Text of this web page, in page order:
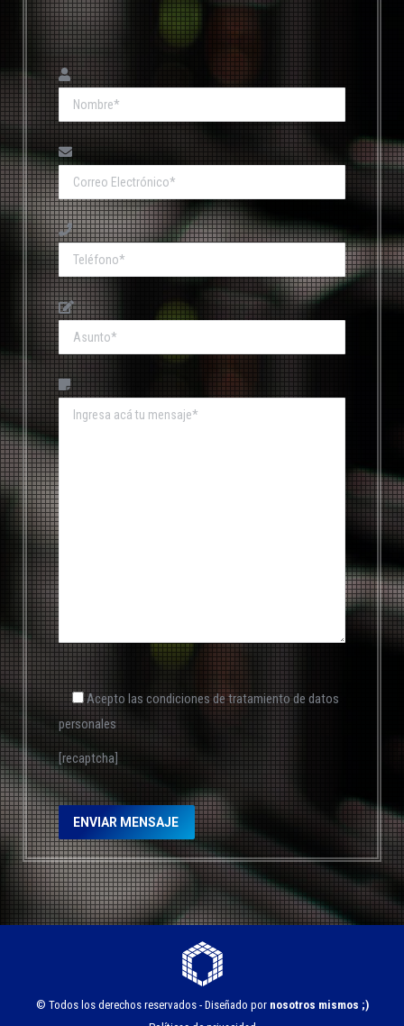
Acepto las condiciones de tratamiento de datos
personales
[recaptcha]
© Todos los derechos reservados - Diseñado por nosotros mismos ;)